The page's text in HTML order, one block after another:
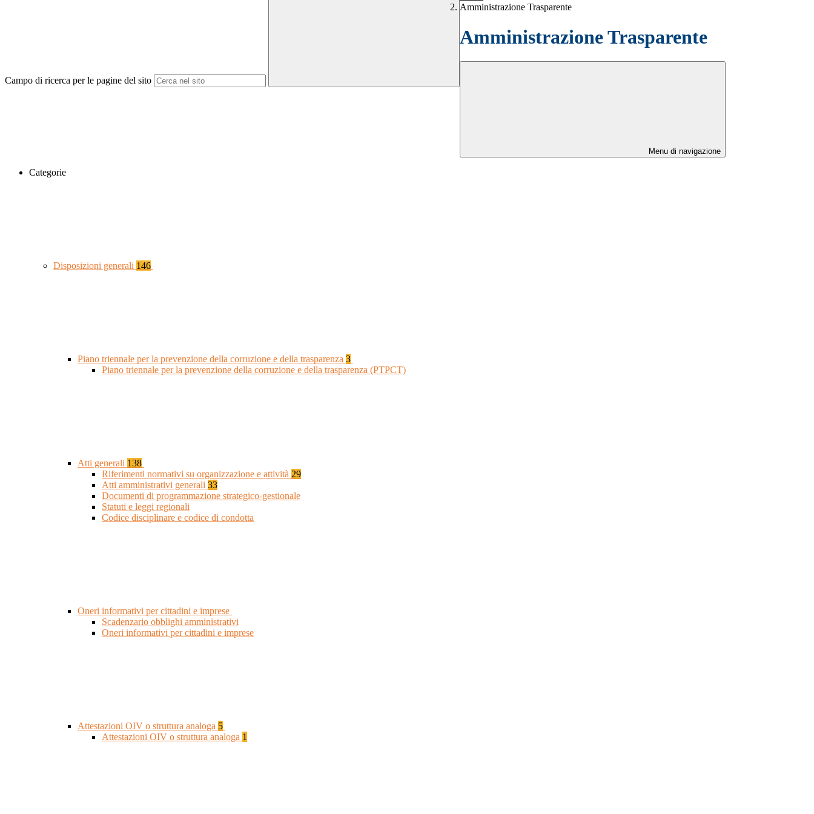
Campo di ricerca per le pagine del sito
Amministrazione Trasparente
Amministrazione Trasparente
Menu di navigazione
Categorie
Disposizioni generali 146
Piano triennale per la prevenzione della corruzione e della trasparenza 3
Piano triennale per la prevenzione della corruzione e della trasparenza (PTPCT)
Atti generali 138
Riferimenti normativi su organizzazione e attività 29
Atti amministrativi generali 33
Documenti di programmazione strategico-gestionale
Statuti e leggi regionali
Codice disciplinare e codice di condotta
Oneri informativi per cittadini e imprese
Scadenzario obblighi amministrativi
Oneri informativi per cittadini e imprese
Attestazioni OIV o struttura analoga 5
Attestazioni OIV o struttura analoga 1